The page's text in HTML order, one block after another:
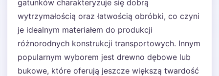
gatunków charakteryzuje się dobrą
wytrzymałością oraz łatwością obróbki, co czyni
je idealnym materiałem do produkcji
różnorodnych konstrukcji transportowych. Innym
popularnym wyborem jest drewno dębowe lub
bukowe, które oferują jeszcze większą twardość